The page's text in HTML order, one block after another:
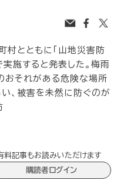
村とともに「山地災害防
実施すると発表した。梅雨
おそれがある危険な場所
、被害を未然に防ぐのが
料記事もお読みいただけます
購読者ログイン